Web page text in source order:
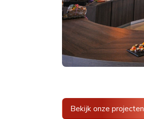
Bekijk onze projecten